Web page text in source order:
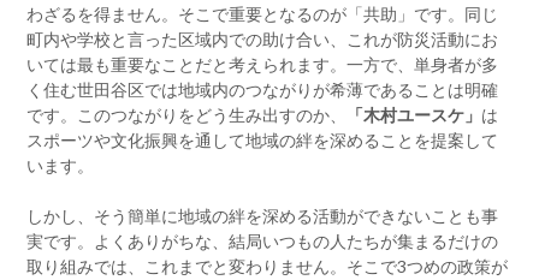
わざるを得ません。そこで重要となるのが「共助」です。同じ
町内や学校と言った区域内での助け合い、これが防災活動にお
いては最も重要なことだと考えられます。一方で、単身者が多
く住む世田谷区では地域内のつながりが希薄であることは明確
です。このつながりをどう生み出すのか、
「木村ユースケ」 は
スポーツや文化振興を通して地域の絆を深めることを提案して
います。
しかし、そう簡単に地域の絆を深める活動ができないことも事
実です。よくありがちな、結局いつもの人たちが集まるだけの
取り組みでは、これまでと変わりません。そこで3つめの政策が